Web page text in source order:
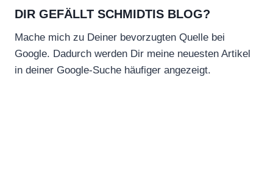
DIR GEFÄLLT SCHMIDTIS BLOG?
Mache mich zu Deiner bevorzugten Quelle bei
Google. Dadurch werden Dir meine neuesten Artikel
in deiner Google-Suche häufiger angezeigt.